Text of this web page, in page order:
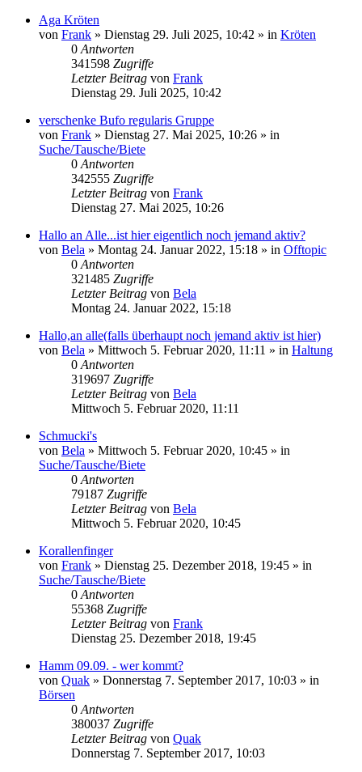
Aga Kröten
von Frank » Dienstag 29. Juli 2025, 10:42 » in Kröten
0 Antworten
341598 Zugriffe
Letzter Beitrag von Frank
Dienstag 29. Juli 2025, 10:42
verschenke Bufo regularis Gruppe
von Frank » Dienstag 27. Mai 2025, 10:26 » in
Suche/Tausche/Biete
0 Antworten
342555 Zugriffe
Letzter Beitrag von Frank
Dienstag 27. Mai 2025, 10:26
Hallo an Alle...ist hier eigentlich noch jemand aktiv?
von Bela » Montag 24. Januar 2022, 15:18 » in Offtopic
0 Antworten
321485 Zugriffe
Letzter Beitrag von Bela
Montag 24. Januar 2022, 15:18
Hallo,an alle(falls überhaupt noch jemand aktiv ist hier)
von Bela » Mittwoch 5. Februar 2020, 11:11 » in Haltung
0 Antworten
319697 Zugriffe
Letzter Beitrag von Bela
Mittwoch 5. Februar 2020, 11:11
Schmucki's
von Bela » Mittwoch 5. Februar 2020, 10:45 » in
Suche/Tausche/Biete
0 Antworten
79187 Zugriffe
Letzter Beitrag von Bela
Mittwoch 5. Februar 2020, 10:45
Korallenfinger
von Frank » Dienstag 25. Dezember 2018, 19:45 » in
Suche/Tausche/Biete
0 Antworten
55368 Zugriffe
Letzter Beitrag von Frank
Dienstag 25. Dezember 2018, 19:45
Hamm 09.09. - wer kommt?
von Quak » Donnerstag 7. September 2017, 10:03 » in
Börsen
0 Antworten
380037 Zugriffe
Letzter Beitrag von Quak
Donnerstag 7. September 2017, 10:03